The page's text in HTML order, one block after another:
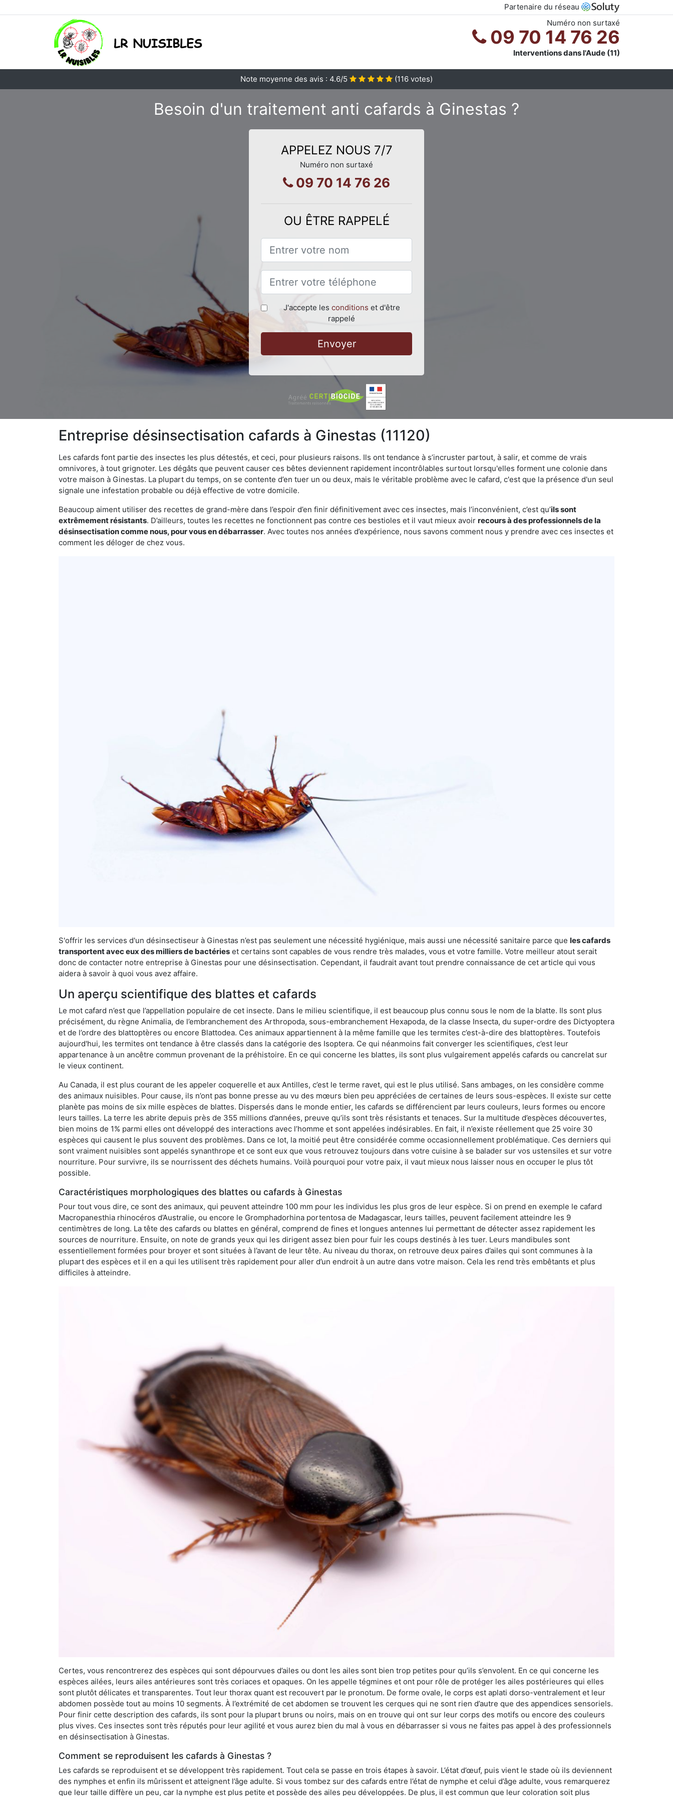
Partenaire du réseau
Numéro non surtaxé
09 70 14 76 26
Interventions dans l'Aude (11)
Note moyenne des avis : 4.6/5 (116 votes)
Besoin d'un traitement anti cafards à Ginestas ?
APPELEZ NOUS 7/7
Numéro non surtaxé
09 70 14 76 26
OU ÊTRE RAPPELÉ
J'accepte les conditions et d'être
rappelé
Envoyer
Entreprise désinsectisation cafards à Ginestas (11120)
Les cafards font partie des insectes les plus détestés, et ceci, pour plusieurs raisons. Ils ont tendance à s’incruster partout, à salir, et comme de vrais
omnivores, à tout grignoter. Les dégâts que peuvent causer ces bêtes deviennent rapidement incontrôlables surtout lorsqu'elles forment une colonie dans
votre maison à Ginestas. La plupart du temps, on se contente d’en tuer un ou deux, mais le véritable problème avec le cafard, c'est que la présence d'un seul
signale une infestation probable ou déjà effective de votre domicile.
Beaucoup aiment utiliser des recettes de grand-mère dans l’espoir d’en finir définitivement avec ces insectes, mais l’inconvénient, c’est qu’ils sont
extrêmement résistants. D’ailleurs, toutes les recettes ne fonctionnent pas contre ces bestioles et il vaut mieux avoir recours à des professionnels de la
désinsectisation comme nous, pour vous en débarrasser. Avec toutes nos années d’expérience, nous savons comment nous y prendre avec ces insectes et
comment les déloger de chez vous.
S'offrir les services d'un désinsectiseur à Ginestas n’est pas seulement une nécessité hygiénique, mais aussi une nécessité sanitaire parce que les cafards
transportent avec eux des milliers de bactéries et certains sont capables de vous rendre très malades, vous et votre famille. Votre meilleur atout serait
donc de contacter notre entreprise à Ginestas pour une désinsectisation. Cependant, il faudrait avant tout prendre connaissance de cet article qui vous
aidera à savoir à quoi vous avez affaire.
Un aperçu scientifique des blattes et cafards
Le mot cafard n’est que l’appellation populaire de cet insecte. Dans le milieu scientifique, il est beaucoup plus connu sous le nom de la blatte. Ils sont plus
précisément, du règne Animalia, de l’embranchement des Arthropoda, sous-embranchement Hexapoda, de la classe Insecta, du super-ordre des Dictyoptera
et de l’ordre des blattoptères ou encore Blattodea. Ces animaux appartiennent à la même famille que les termites c’est-à-dire des blattoptères. Toutefois
aujourd'hui, les termites ont tendance à être classés dans la catégorie des Isoptera. Ce qui néanmoins fait converger les scientifiques, c’est leur
appartenance à un ancêtre commun provenant de la préhistoire. En ce qui concerne les blattes, ils sont plus vulgairement appelés cafards ou cancrelat sur
le vieux continent.
Au Canada, il est plus courant de les appeler coquerelle et aux Antilles, c’est le terme ravet, qui est le plus utilisé. Sans ambages, on les considère comme
des animaux nuisibles. Pour cause, ils n’ont pas bonne presse au vu des mœurs bien peu appréciées de certaines de leurs sous-espèces. Il existe sur cette
planète pas moins de six mille espèces de blattes. Dispersés dans le monde entier, les cafards se différencient par leurs couleurs, leurs formes ou encore
leurs tailles. La terre les abrite depuis près de 355 millions d’années, preuve qu’ils sont très résistants et tenaces. Sur la multitude d’espèces découvertes,
bien moins de 1% parmi elles ont développé des interactions avec l’homme et sont appelées indésirables. En fait, il n’existe réellement que 25 voire 30
espèces qui causent le plus souvent des problèmes. Dans ce lot, la moitié peut être considérée comme occasionnellement problématique. Ces derniers qui
sont vraiment nuisibles sont appelés synanthrope et ce sont eux que vous retrouvez toujours dans votre cuisine à se balader sur vos ustensiles et sur votre
nourriture. Pour survivre, ils se nourrissent des déchets humains. Voilà pourquoi pour votre paix, il vaut mieux nous laisser nous en occuper le plus tôt
possible.
Caractéristiques morphologiques des blattes ou cafards à Ginestas
Pour tout vous dire, ce sont des animaux, qui peuvent atteindre 100 mm pour les individus les plus gros de leur espèce. Si on prend en exemple le cafard
Macropanesthia rhinocéros d’Australie, ou encore le Gromphadorhina portentosa de Madagascar, leurs tailles, peuvent facilement atteindre les 9
centimètres de long. La tête des cafards ou blattes en général, comprend de fines et longues antennes lui permettant de détecter assez rapidement les
sources de nourriture. Ensuite, on note de grands yeux qui les dirigent assez bien pour fuir les coups destinés à les tuer. Leurs mandibules sont
essentiellement formées pour broyer et sont situées à l’avant de leur tête. Au niveau du thorax, on retrouve deux paires d’ailes qui sont communes à la
plupart des espèces et il en a qui les utilisent très rapidement pour aller d’un endroit à un autre dans votre maison. Cela les rend très embêtants et plus
difficiles à atteindre.
Certes, vous rencontrerez des espèces qui sont dépourvues d’ailes ou dont les ailes sont bien trop petites pour qu’ils s’envolent. En ce qui concerne les
espèces ailées, leurs ailes antérieures sont très coriaces et opaques. On les appelle tégmines et ont pour rôle de protéger les ailes postérieures qui elles
sont plutôt délicates et transparentes. Tout leur thorax quant est recouvert par le pronotum. De forme ovale, le corps est aplati dorso-ventralement et leur
abdomen possède tout au moins 10 segments. À l’extrémité de cet abdomen se trouvent les cerques qui ne sont rien d’autre que des appendices sensoriels.
Pour finir cette description des cafards, ils sont pour la plupart bruns ou noirs, mais on en trouve qui ont sur leur corps des motifs ou encore des couleurs
plus vives. Ces insectes sont très réputés pour leur agilité et vous aurez bien du mal à vous en débarrasser si vous ne faites pas appel à des professionnels
en désinsectisation à Ginestas.
Comment se reproduisent les cafards à Ginestas ?
Les cafards se reproduisent et se développent très rapidement. Tout cela se passe en trois étapes à savoir. L’état d’œuf, puis vient le stade où ils deviennent
des nymphes et enfin ils mûrissent et atteignent l’âge adulte. Si vous tombez sur des cafards entre l’état de nymphe et celui d’âge adulte, vous remarquerez
que leur taille diffère un peu, car la nymphe est plus petite et possède des ailes peu développées. De plus, il est commun que leur coloration soit plus